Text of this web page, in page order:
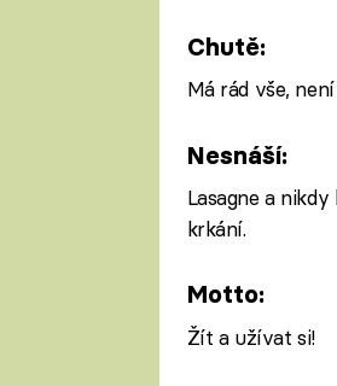
Chutě:
Má rád vše,
Nesnáší:
Lasagne a
krkání.
Motto:
Žít a užívat si!